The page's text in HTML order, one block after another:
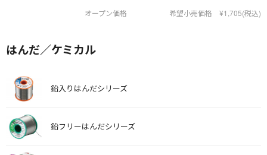
オープン価格 希望小売価格 ¥1,705(税込)
はんだ／ケミカル
鉛入りはんだシリーズ
鉛フリーはんだシリーズ